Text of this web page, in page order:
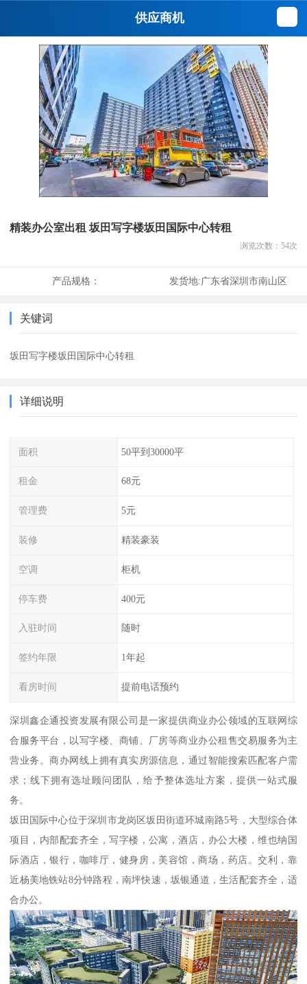
供应商机
精装办公室出租 坂田写字楼坂田国际中心转租
浏览次数： 54次
产品规格： 发货地:广东省深圳市南山区
关键词
坂田写字楼坂田国际中心转租
详细说明
面积 50平到30000平
租金 68元
管理费 5元
装修 精装豪装
空调 柜机
停车费 400元
入驻时间 随时
签约年限 1年起
看房时间 提前电话预约
深圳鑫企通投资发展有限公司是一家提供商业办公领域的互联网综
合服务平台，以写字楼、商铺、厂房等商业办公租售交易服务为主
营业务。商办网线上拥有真实房源信息，通过智能搜索匹配客户需
求；线下拥有选址顾问团队，给予整体选址方案，提供一站式服
务。
坂田国际中心位于深圳市龙岗区坂田街道环城南路5号，大型综合体
项目，内部配套齐全，写字楼，公寓，酒店，办公大楼，维也纳国
际酒店，银行，咖啡厅，健身房，美容馆，商场，药店。交利，靠
近杨美地铁站8分钟路程，南坪快速，坂银通道，生活配套齐全，适
合办公。